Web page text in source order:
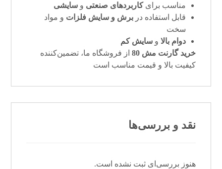
مناسب برایکاربردهای صنعتی وسایشی
قابل استفاده دربرش و سایش فلزات و مواد
سخت
دوام بالا وسایش کم
خرید گارنت مش 80
از فروشگاه ما، تضمین‌کننده
کیفیت بالا و قیمت مناسب است
نقد و بررسی‌ها
هنوز بررسی‌ای ثبت نشده است.